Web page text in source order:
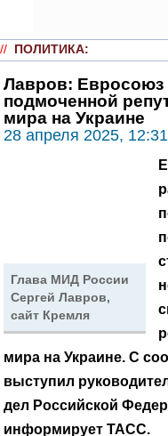
// ПОЛИТИКА:
Лавров: Евросоюз
подмоченной
мира на Украине
28 апреля 2025,
Глава МИД России
Сергей Лавров,
сайт Кремля
мира на Украине. С
выступил
дел Российской
информирует ТАСС.